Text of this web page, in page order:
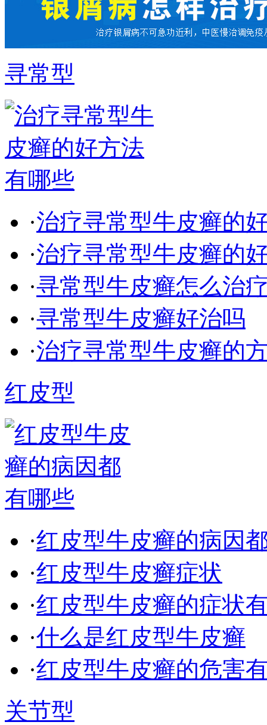
寻常型
·治疗寻常型牛皮癣的
·治疗寻常型牛皮癣的
·寻常型牛皮癣怎么治
·寻常型牛皮癣好治吗
·治疗寻常型牛皮癣的
红皮型
·红皮型牛皮癣的病因
·红皮型牛皮癣症状
·红皮型牛皮癣的症状
·什么是红皮型牛皮癣
·红皮型牛皮癣的危害
关节型